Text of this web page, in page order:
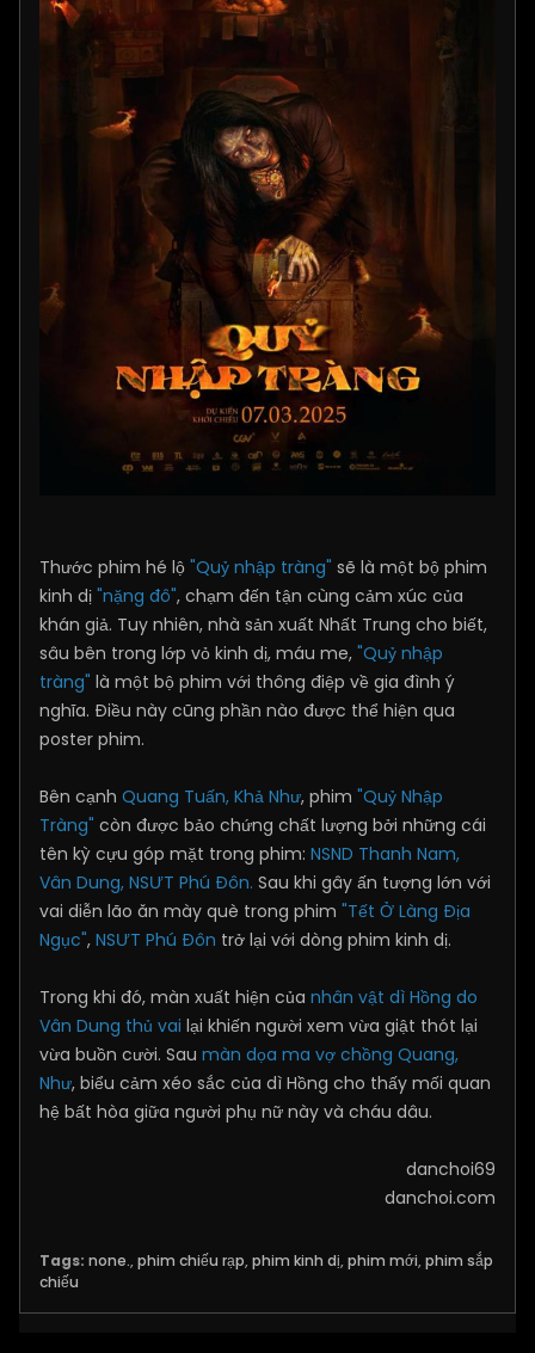
Thước phim hé lộ "Quỷ nhập tràng" sẽ là một bộ phim
kinh dị "nặng đô", chạm đến tận cùng cảm xúc của
khán giả. Tuy nhiên, nhà sản xuất Nhất Trung cho biết,
sâu bên trong lớp vỏ kinh dị, máu me, "Quỷ nhập
tràng" là một bộ phim với thông điệp về gia đình ý
nghĩa. Điều này cũng phần nào được thể hiện qua
poster phim.
Bên cạnh Quang Tuấn, Khả Như, phim "Quỷ Nhập
Tràng" còn được bảo chứng chất lượng bởi những cái
tên kỳ cựu góp mặt trong phim: NSND Thanh Nam,
Vân Dung, NSƯT Phú Đôn. Sau khi gây ấn tượng lớn với
vai diễn lão ăn mày què trong phim "Tết Ở Làng Địa
Ngục", NSƯT Phú Đôn trở lại với dòng phim kinh dị.
Trong khi đó, màn xuất hiện của nhân vật dì Hồng do
Vân Dung thủ vai lại khiến người xem vừa giật thót lại
vừa buồn cười. Sau màn dọa ma vợ chồng Quang,
Như, biểu cảm xéo sắc của dì Hồng cho thấy mối quan
hệ bất hòa giữa người phụ nữ này và cháu dâu.
danchoi69
danchoi.com
Tags: none., phim chiếu rạp, phim kinh dị, phim mới, phim sắp
chiếu